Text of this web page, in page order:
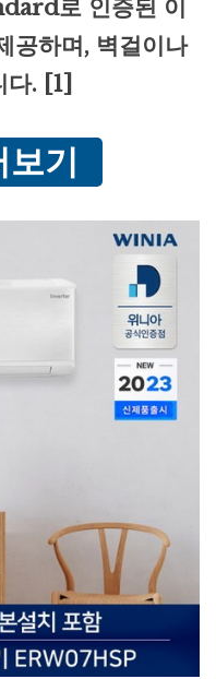
로 인증된 이
공하며, 벽걸이나
다. [1]
보기